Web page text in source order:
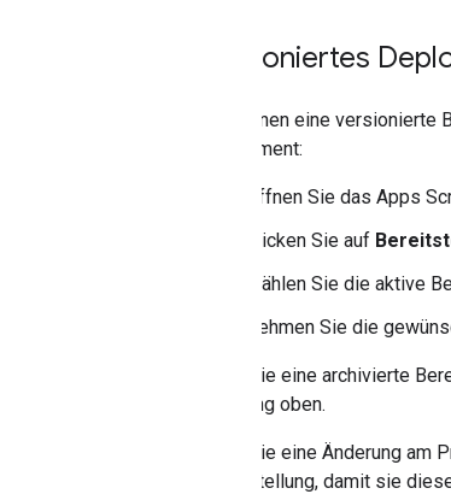
Versioniertes
Sie können eine
Deployment:
Öffnen Sie das Apps
Klicken Sie auf
Wählen Sie die aktive
Nehmen Sie die
Wenn Sie eine archivierte
Anleitung oben.
Wenn Sie eine Änderung
Bereitstellung, damit sie